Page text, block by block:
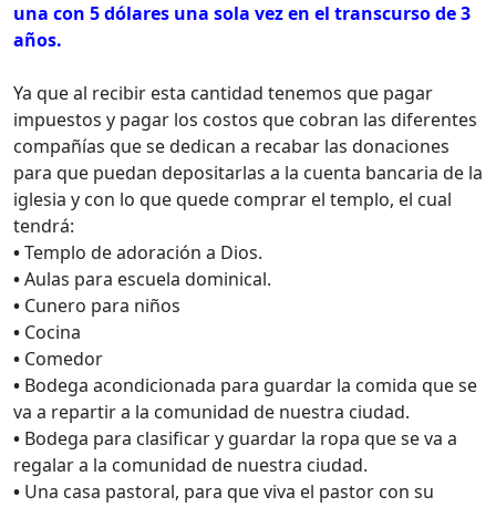
una con 5 dólares una sola vez en el transcurso de 3
años.
Ya que al recibir esta cantidad tenemos que pagar
impuestos y pagar los costos que cobran las diferentes
compañías que se dedican a recabar las donaciones
para que puedan depositarlas a la cuenta bancaria de la
iglesia y con lo que quede comprar el templo, el cual
tendrá:
•Templo de adoración a Dios.
•Aulas para escuela dominical.
• Cunero para niños
• Cocina
• Comedor
• Bodega acondicionada para guardar la comida que se
va a repartir a la comunidad de nuestra ciudad.
• Bodega para clasificar y guardar la ropa que se va a
regalar a la comunidad de nuestra ciudad.
• Una casa pastoral, para que viva el pastor con su